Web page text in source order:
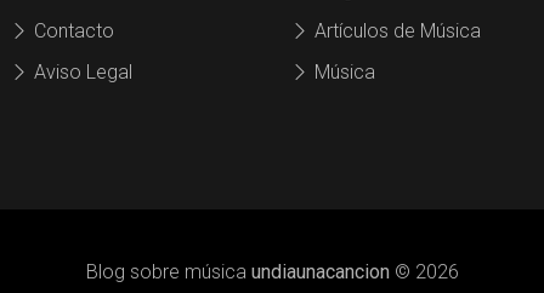
Contacto
Aviso Legal
Artículos de Música
Música
Blog sobre música undiaunacancion © 2026